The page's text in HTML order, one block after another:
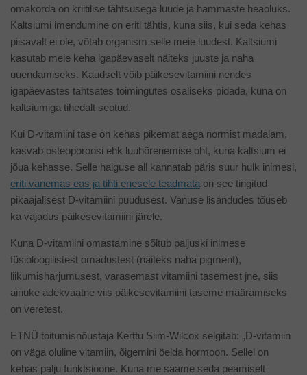
omakorda on kriitilise tähtsusega luude ja hammaste heaoluks.
Kaltsiumi imendumine on eriti tähtis, kuna siis, kui seda kehas
piisavalt ei ole, võtab organism selle meie luudest. Kaltsiumi
kasutab meie keha igapäevaselt näiteks juuste ja naha
uuendamiseks. Kaudselt võib päikesevitamiini nendes
igapäevastes tähtsates toimingutes osaliseks pidada, kuna on
kaltsiumiga tihedalt seotud.
Kui D-vitamiini tase on kehas pikemat aega normist madalam,
kasvab osteoporoosi ehk luuhõrenemise oht, kuna kaltsium ei
jõua kehasse. Selle haiguse all kannatab päris suur hulk inimesi,
eriti vanemas eas ja tihti enesele teadmata on see tingitud
pikaajalisest D-vitamiini puudusest. Vanuse lisandudes tõuseb
ka vajadus päikesevitamiini järele.
Kuna D-vitamiini omastamine sõltub paljuski inimese
füsioloogilistest omadustest (näiteks naha pigment),
liikumisharjumusest, varasemast vitamiini tasemest jne, siis
ainuke adekvaatne viis päikesevitamiini taseme määramiseks
on veretest.
ETNÜ toitumisnõustaja Kerttu Siim-Wilcox selgitab: „D-vitamiin
on väga oluline vitamiin, õigemini öelda hormoon. Sellel on
kehas palju funktsioone. Kuna me saame seda peamiselt